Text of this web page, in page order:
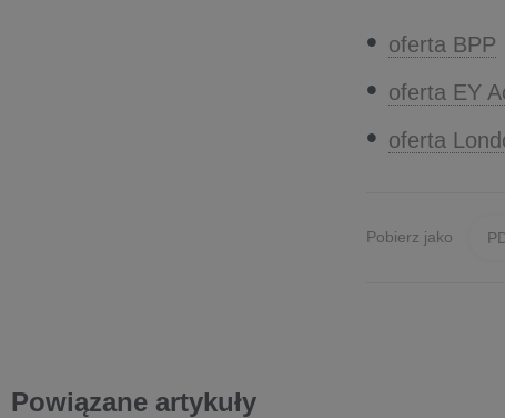
oferta BPP
oferta EY
oferta
Pobierz jako
Powiązane artykuły